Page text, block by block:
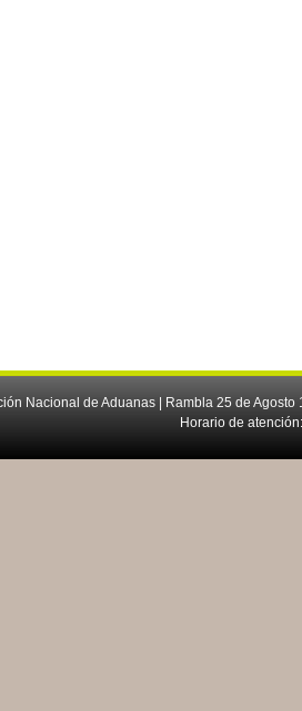
Nacional de Aduanas | Rambla 25 de
Horario de